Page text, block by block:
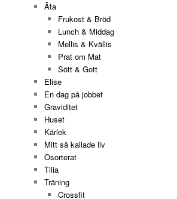
Äta
Frukost & Bröd
Lunch & Middag
Mellis & Kvällis
Prat om Mat
Sött & Gott
Elise
En dag på jobbet
Graviditet
Huset
Kärlek
Mitt så kallade liv
Osorterat
Tilia
Träning
Crossfit